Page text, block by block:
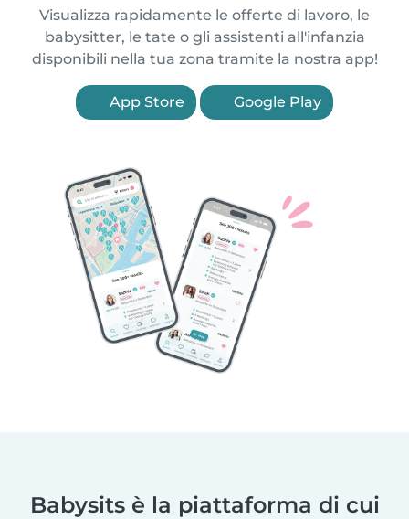
Visualizza rapidamente le offerte di lavoro, le
babysitter, le tate o gli assistenti all'infanzia
disponibili nella tua zona tramite la nostra app!
App Store Google Play
Babysits è la piattaforma di cui